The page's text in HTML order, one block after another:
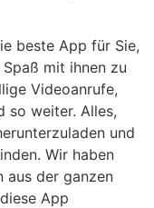
beste App für Sie,
mit ihnen zu
Videoanrufe,
so weiter. Alles,
und
Wir haben
aus der ganzen
App